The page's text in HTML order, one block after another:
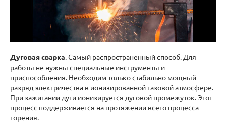
Дуговая сварка. Самый распространенный способ. Для
работы не нужны специальные инструменты и
приспособления. Необходим только стабильно мощный
разряд электричества в ионизированной газовой атмосфере.
При зажигании дуги ионизируется дуговой промежуток. Этот
процесс поддерживается на протяжении всего процесса
горения.